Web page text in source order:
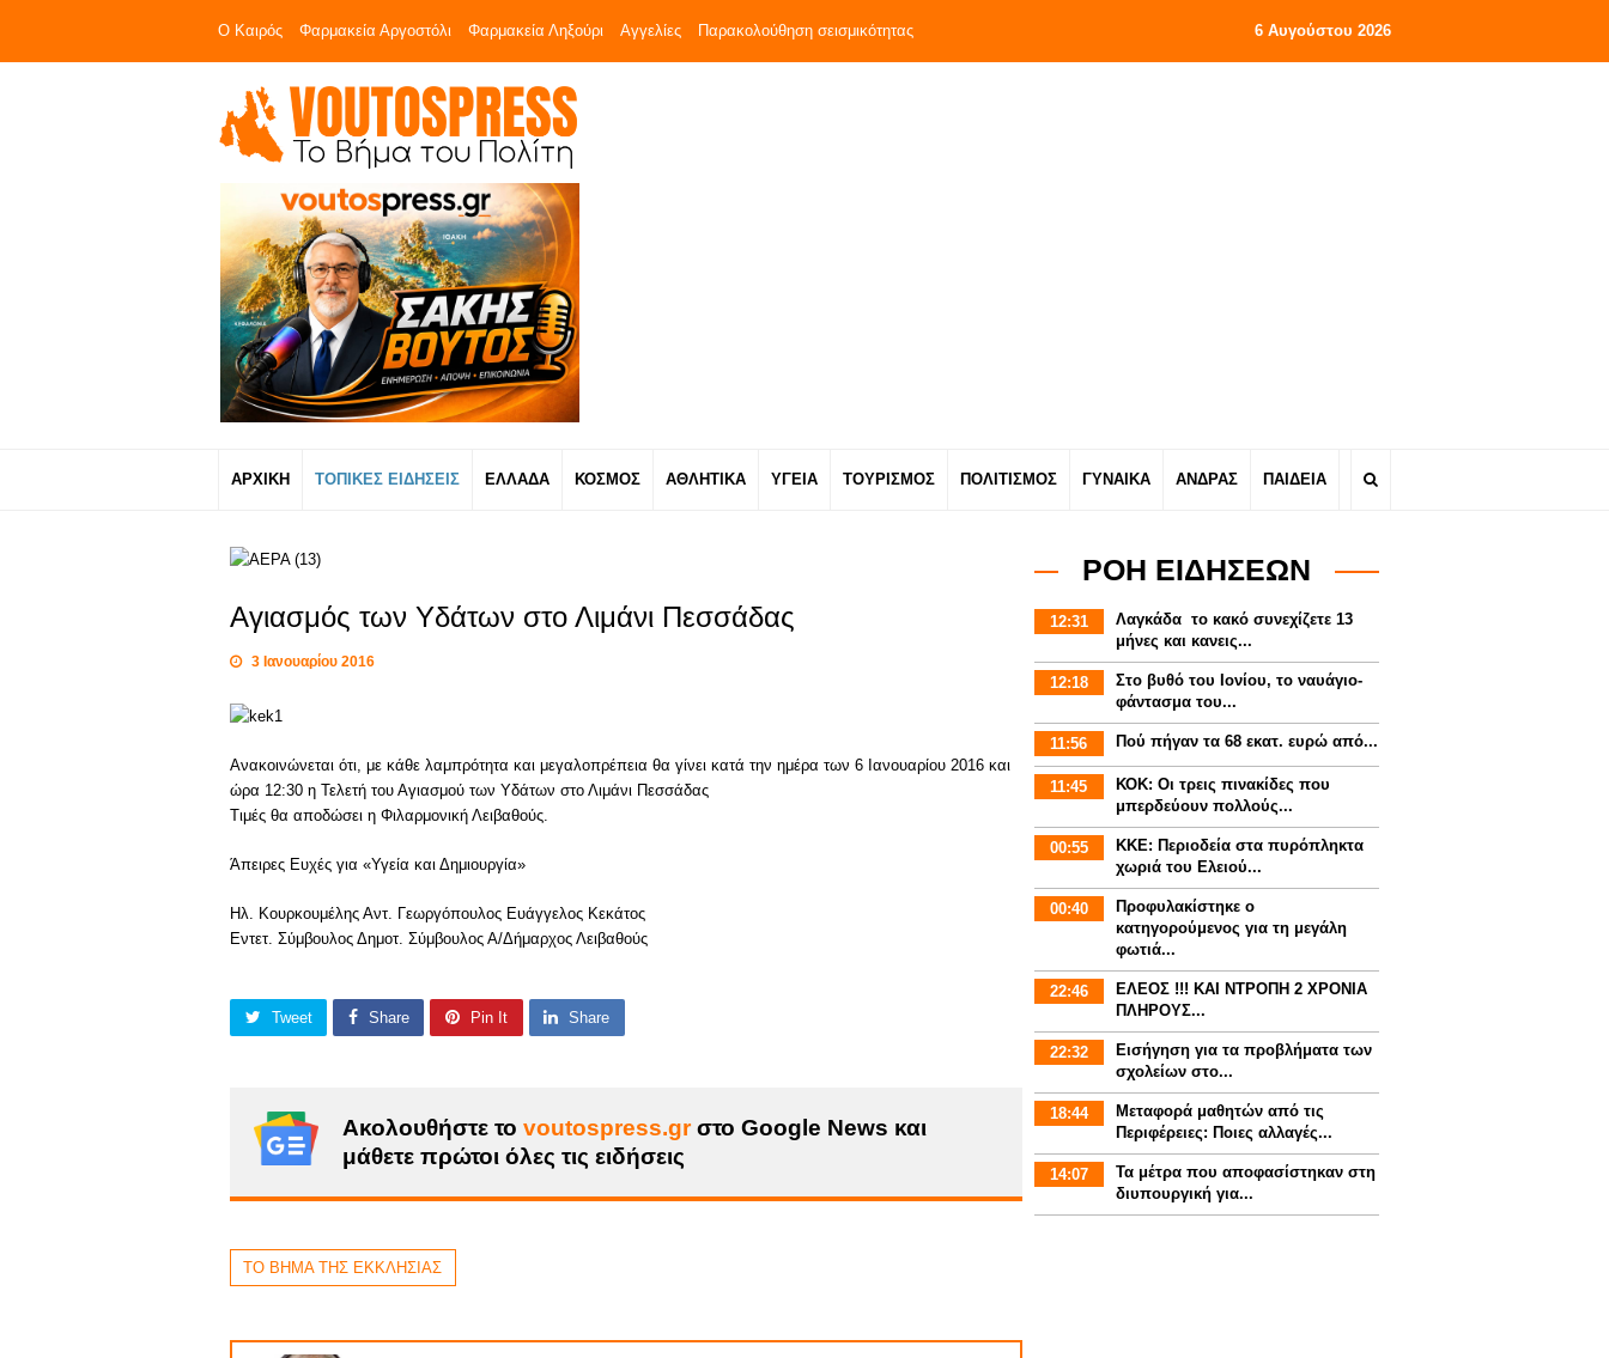
Ο Καιρός Φαρμακεία Αργοστόλι Φαρμακεία Ληξούρι Αγγελίες Παρακολούθηση σεισμικότητας 6 Αυγούστου 2026
ΑΡΧΙΚΗ ΤΟΠΙΚΕΣ ΕΙΔΗΣΕΙΣ ΕΛΛΑΔΑ ΚΟΣΜΟΣ ΑΘΛΗΤΙΚΑ ΥΓΕΙΑ ΤΟΥΡΙΣΜΟΣ ΠΟΛΙΤΙΣΜΟΣ ΓΥΝΑΙΚΑ ΑΝΔΡΑΣ ΠΑΙΔΕΙΑ
Αγιασμός των Υδάτων στο Λιμάνι Πεσσάδας
3 Ιανουαρίου 2016
Ανακοινώνεται ότι, με κάθε λαμπρότητα και μεγαλοπρέπεια θα γίνει κατά την ημέρα των 6 Ιανουαρίου 2016 και
ώρα 12:30 η Τελετή του Αγιασμού των Υδάτων στο Λιμάνι Πεσσάδας
Τιμές θα αποδώσει η Φιλαρμονική Λειβαθούς.
Άπειρες Ευχές για «Υγεία και Δημιουργία»
Ηλ. Κουρκουμέλης Αντ. Γεωργόπουλος Ευάγγελος Κεκάτος
Εντετ. Σύμβουλος Δημοτ. Σύμβουλος Α/Δήμαρχος Λειβαθούς
Tweet Share Pin It Share
Ακολουθήστε τοvoutospress.grστο Google News και
μάθετε πρώτοι όλες τις ειδήσεις
ΤΟ ΒΗΜΑ ΤΗΣ ΕΚΚΛΗΣΙΑΣ
ΡΟΗ ΕΙΔΗΣΕΩΝ
12:31
Λαγκάδα το κακό συνεχίζετε 13
μήνες και κανεις...
12:18
Στο βυθό του Ιονίου, το ναυάγιο-
φάντασμα του...
11:56 Πού πήγαν τα 68 εκατ. ευρώ από...
11:45
ΚΟΚ: Οι τρεις πινακίδες που
μπερδεύουν πολλούς...
00:55
ΚΚΕ: Περιοδεία στα πυρόπληκτα
χωριά του Ελειού...
00:40
Προφυλακίστηκε ο
κατηγορούμενος για τη μεγάλη
φωτιά...
22:46
ΕΛΕΟΣ !!! ΚΑΙ ΝΤΡΟΠΗ 2 ΧΡΟΝΙΑ
ΠΛΗΡΟΥΣ...
22:32
Εισήγηση για τα προβλήματα των
σχολείων στο...
18:44
Mεταφορά μαθητών από τις
Περιφέρειες: Ποιες αλλαγές...
14:07
Τα μέτρα που αποφασίστηκαν στη
διυπουργική για...